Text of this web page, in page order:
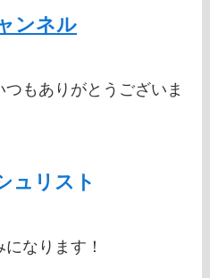
ンネル
もありがとうございま
ュリスト
なります！